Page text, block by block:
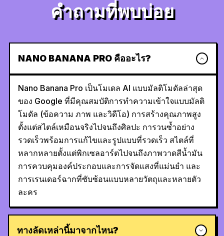
คำถามที่พบบ่อย
NANO BANANA PRO คืออะไร?
Nano Banana Pro เป็นโมเดล AI แบบมัลติโมดัลล่าสุด
ของ Google ที่มีคุณสมบัติการทำความเข้าใจแบบมัลติ
โมดัล (ข้อความ ภาพ และวิดีโอ) การสร้างคุณภาพสูง
ตั้งแต่สไตล์เหมือนจริงไปจนถึงศิลปะ การวนซ้ำอย่าง
รวดเร็วพร้อมการแก้ไขและรูปแบบที่รวดเร็ว สไตล์ที่
หลากหลายตั้งแต่พิกเซลอาร์ตไปจนถึงภาพวาดสีน้ำมัน
การควบคุมองค์ประกอบและการจัดแสงที่แม่นยำ และ
การเรนเดอร์ฉากที่ซับซ้อนแบบหลายวัตถุและหลายตัว
ละคร
ทางลัดเหล่านี้มาจากไหน?